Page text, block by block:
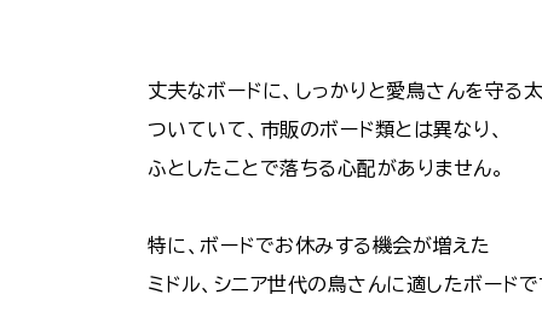
丈夫なボードに、しっかりと愛鳥さんを守る
ついていて、市販のボード類とは異なり、
ふとしたことで落ちる心配がありません。
特に、ボードでお休みする機会が増えた
ミドル、シニア世代の鳥さんに適したボードで